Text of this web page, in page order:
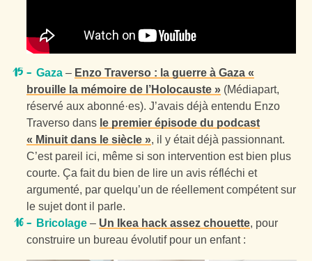
Gaza – Enzo Traverso : la guerre à Gaza «
brouille la mémoire de l’Holocauste » (Médiapart,
réservé aux abonné·es). J’avais déjà entendu Enzo
Traverso dans le premier épisode du podcast
« Minuit dans le siècle », il y était déjà passionnant.
C’est pareil ici, même si son intervention est bien plus
courte. Ça fait du bien de lire un avis réfléchi et
argumenté, par quelqu’un de réellement compétent sur
le sujet dont il parle.
Bricolage – Un Ikea hack assez chouette, pour
construire un bureau évolutif pour un enfant :